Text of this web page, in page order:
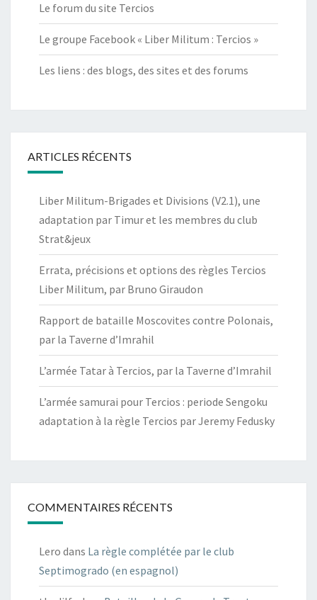
Le forum du site Tercios
Le groupe Facebook « Liber Militum : Tercios »
Les liens : des blogs, des sites et des forums
ARTICLES RÉCENTS
Liber Militum-Brigades et Divisions (V2.1), une
adaptation par Timur et les membres du club
Strat&jeux
Errata, précisions et options des règles Tercios
Liber Militum, par Bruno Giraudon
Rapport de bataille Moscovites contre Polonais,
par la Taverne d’Imrahil
L’armée Tatar à Tercios, par la Taverne d’Imrahil
L’armée samurai pour Tercios : periode Sengoku
adaptation à la règle Tercios par Jeremy Fedusky
COMMENTAIRES RÉCENTS
Lero dans La règle complétée par le club
Septimogrado (en espagnol)